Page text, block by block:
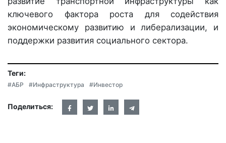
ключевого фактора роста для содействия
экономическому развитию и либерализации, и
поддержки развития социального сектора.
Теги:
#АБР #Инфраструктура #Инвестор
Поделиться: